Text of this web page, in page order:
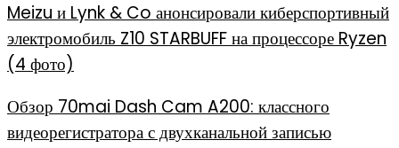
Meizu и Lynk & Co анонсировали киберспортивный
электромобиль Z10 STARBUFF на процессоре Ryzen
(4 фото)
Обзор 70mai Dash Cam A200: классного
видеорегистратора с двухканальной записью